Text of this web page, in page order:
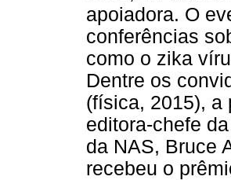
apoiadora. O
conferências
como o zika
Dentre os
(física, 2015), a
editora-chefe
da NAS, Bruce
recebeu o